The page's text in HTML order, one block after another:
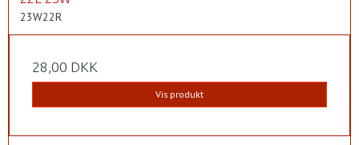
23W22R
28,00 DKK
Vis produkt